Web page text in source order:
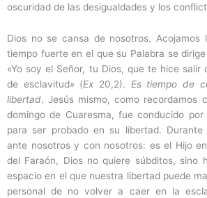
oscuridad de las desigualdades y los
Dios no se cansa de nosotros. Acojamos
tiempo fuerte en el que su Palabra se
«Yo soy el Señor, tu Dios, que te hice salir
de esclavitud» (Ex 20,2). Es tiempo de
libertad. Jesús mismo, como recordamos
domingo de Cuaresma, fue conducido
para ser probado en su libertad.
ante nosotros y con nosotros: es el Hijo
del Faraón, Dios no quiere súbditos, sino
espacio en el que nuestra libertad puede
personal de no volver a caer en la